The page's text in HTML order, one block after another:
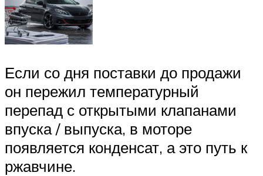
Если со дня поставки до продажи
он пережил температурный
перепад с открытыми клапанами
впуска / выпуска, в моторе
появляется конденсат, а это путь к
ржавчине.